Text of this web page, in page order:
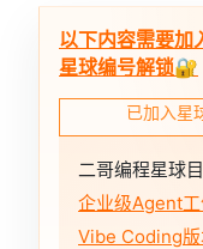
以下内容需要加
星球编号解锁🔐
已加入星
二哥编程星球目
企业级Agent
Vibe Coding